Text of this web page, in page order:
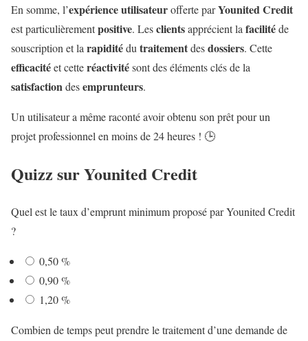
En somme, l’expérienceutilisateurofferte parYounited Credit
est particulièrementpositive. Lesclientsapprécient lafacilitéde
souscription et larapiditédutraitementdesdossiers. Cette
efficacitéet cetteréactivitésont des éléments clés de la
satisfactiondesemprunteurs.
Un utilisateur a même raconté avoir obtenu son prêt pour un
projet professionnel en moins de 24 heures ! 🕒
Quizz sur Younited Credit
Quel est le taux d’emprunt minimum proposé par Younited Credit
?
0,50 %
0,90 %
1,20 %
Combien de temps peut prendre le traitement d’une demande de